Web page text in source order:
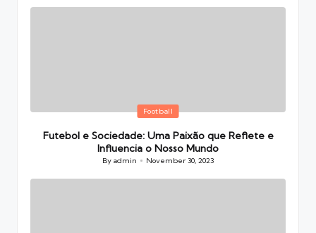
Posted
Football
Futebol e Sociedade: Uma Paixão que Reflete e
Influencia o Nosso Mundo
Posted
Byadmin November 30, 2023